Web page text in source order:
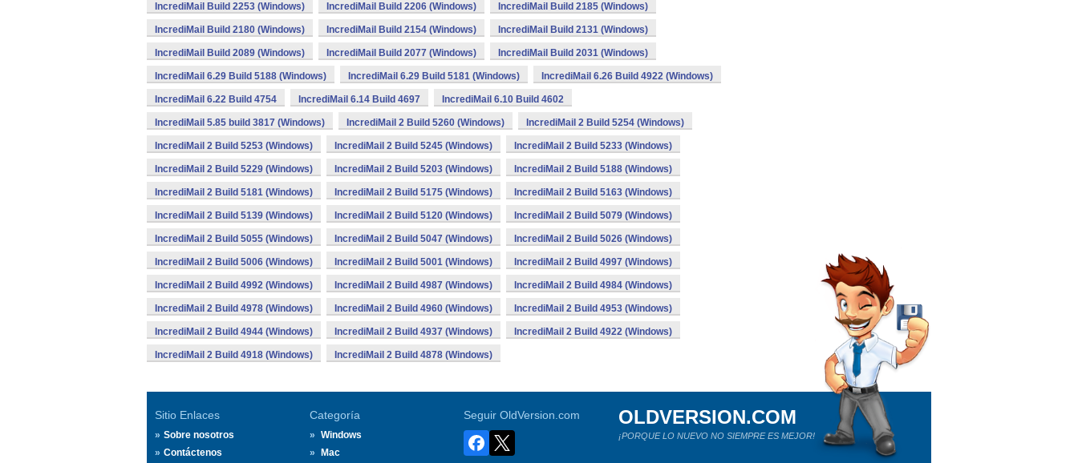
IncrediMail Build 2253 (Windows) IncrediMail Build 2206 (Windows) IncrediMail Build 2185 (Windows)
IncrediMail Build 2180 (Windows) IncrediMail Build 2154 (Windows) IncrediMail Build 2131 (Windows)
IncrediMail Build 2089 (Windows) IncrediMail Build 2077 (Windows) IncrediMail Build 2031 (Windows)
IncrediMail 6.29 Build 5188 (Windows) IncrediMail 6.29 Build 5181 (Windows) IncrediMail 6.26 Build 4922 (Windows)
IncrediMail 6.22 Build 4754 IncrediMail 6.14 Build 4697 IncrediMail 6.10 Build 4602
IncrediMail 5.85 build 3817 (Windows) IncrediMail 2 Build 5260 (Windows) IncrediMail 2 Build 5254 (Windows)
IncrediMail 2 Build 5253 (Windows) IncrediMail 2 Build 5245 (Windows) IncrediMail 2 Build 5233 (Windows)
IncrediMail 2 Build 5229 (Windows) IncrediMail 2 Build 5203 (Windows) IncrediMail 2 Build 5188 (Windows)
IncrediMail 2 Build 5181 (Windows) IncrediMail 2 Build 5175 (Windows) IncrediMail 2 Build 5163 (Windows)
IncrediMail 2 Build 5139 (Windows) IncrediMail 2 Build 5120 (Windows) IncrediMail 2 Build 5079 (Windows)
IncrediMail 2 Build 5055 (Windows) IncrediMail 2 Build 5047 (Windows) IncrediMail 2 Build 5026 (Windows)
IncrediMail 2 Build 5006 (Windows) IncrediMail 2 Build 5001 (Windows) IncrediMail 2 Build 4997 (Windows)
IncrediMail 2 Build 4992 (Windows) IncrediMail 2 Build 4987 (Windows) IncrediMail 2 Build 4984 (Windows)
IncrediMail 2 Build 4978 (Windows) IncrediMail 2 Build 4960 (Windows) IncrediMail 2 Build 4953 (Windows)
IncrediMail 2 Build 4944 (Windows) IncrediMail 2 Build 4937 (Windows) IncrediMail 2 Build 4922 (Windows)
IncrediMail 2 Build 4918 (Windows) IncrediMail 2 Build 4878 (Windows)
Sitio Enlaces
Sobre nosotros
Contáctenos
Categoría
Windows
Mac
Seguir OldVersion.com OLDVERSION.COM
¡PORQUE LO NUEVO NO SIEMPRE ES MEJOR!